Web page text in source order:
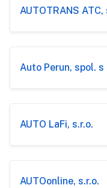
AUTOTRANS ATC,
Auto Perun, spol. s
AUTO LaFi, s.r.o.
AUTOonline, s.r.o.